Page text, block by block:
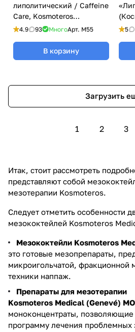
липолитический / Caffeine
Care, Kosmoteros
(Космотерос), 6 мл
4.9 93 МногоАрт. M55
В корзину
5
Загрузить
1 2 3
Итак, стоит рассмотреть
представляют собой
мезотерапии Kosmoteros.
Следует отметить особенности
мезококтейлей Kosmoteros
Мезококтейли Kosmoteros
это готовые мезопрепараты,
микроигольчатой, фракционной
техники наппаж.
Препараты для мезотерапии
Kosmoteros Medical (Genevé)
моноконцентраты, позволяющие
программу лечения проблемных